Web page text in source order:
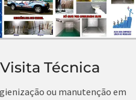
Técnica
ou manutenção em